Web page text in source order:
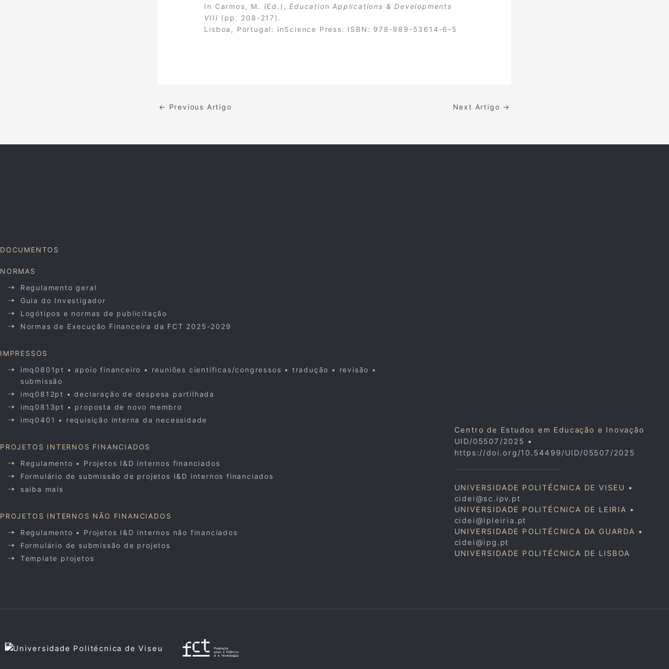
In Carmos, M. (Ed.), Education Applications & Developments
VIII (pp. 208-217).
Lisboa, Portugal: inScience Press. ISBN: 978-989-53614-6-5
← Previous Artigo Next Artigo →
DOCUMENTOS
NORMAS
Regulamento geral
Guia do Investigador
Logótipos e normas de publicitação
Normas de Execução Financeira da FCT 2025-2029
IMPRESSOS
imq0801pt • apoio financeiro • reuniões científicas/congressos • tradução • revisão •
submissão
imq0812pt • declaração de despesa partilhada
imq0813pt • proposta de novo membro
imq0401 • requisição interna da necessidade
PROJETOS INTERNOS FINANCIADOS
Regulamento • Projetos I&D internos financiados
Formulário de submissão de projetos I&D internos financiados
saiba mais
PROJETOS INTERNOS NÃO FINANCIADOS
Regulamento • Projetos I&D internos não financiados
Formulário de submissão de projetos
Template projetos
Centro de Estudos em Educação e Inovação
UID/05507/2025 •
https://doi.org/10.54499/UID/05507/2025
UNIVERSIDADE POLITÉCNICA DE VISEU •
cidei@sc.ipv.pt
UNIVERSIDADE POLITÉCNICA DE LEIRIA •
cidei@ipleiria.pt
UNIVERSIDADE POLITÉCNICA DA GUARDA •
cidei@ipg.pt
UNIVERSIDADE POLITÉCNICA DE LISBOA